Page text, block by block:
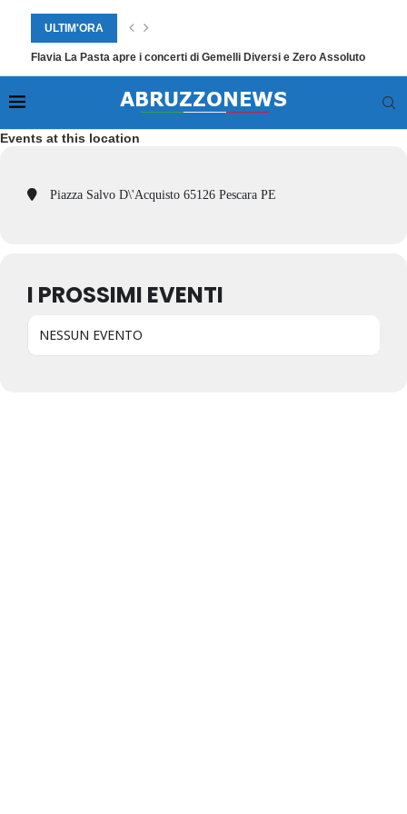
ULTIM'ORA
Flavia La Pasta apre i concerti di Gemelli Diversi e Zero Assoluto
Events at this location
Piazza Salvo D\'Acquisto 65126 Pescara PE
I PROSSIMI EVENTI
NESSUN EVENTO